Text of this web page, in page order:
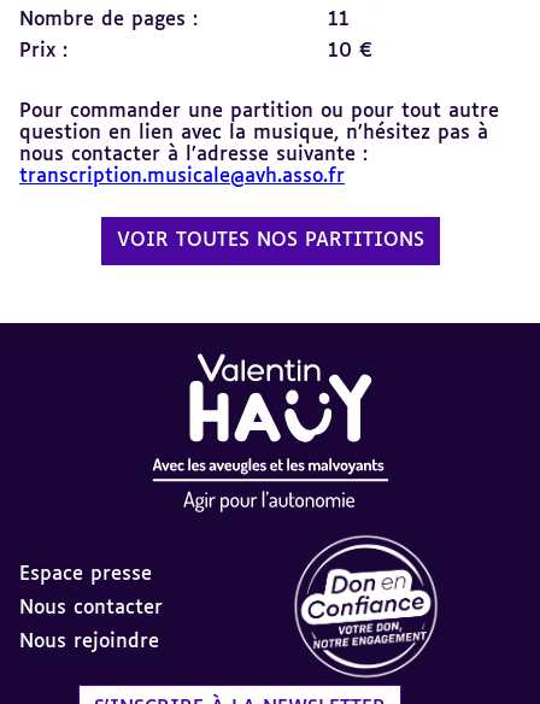
Nombre de pages :
11
Prix :
10 €
Pour commander une partition ou pour tout autre
question en lien avec la musique, n’hésitez pas à
nous contacter à l’adresse suivante :
transcription.musicale@avh.asso.fr
VOIR TOUTES NOS PARTITIONS
Espace presse
Nous contacter
Nous rejoindre